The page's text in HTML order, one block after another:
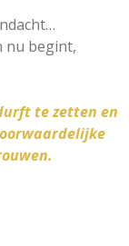
nu begint,
te zetten en